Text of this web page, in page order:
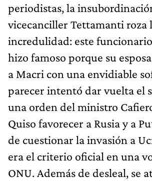
periodistas, la
vicecanciller Tettamanti roza
incredulidad: este
hizo famoso porque su
a Macri con una envidiable
parecer intentó dar vuelta el
una orden del ministro
Quiso favorecer a Rusia y a
de cuestionar la invasión a
era el criterio oficial en una
ONU. Además de desleal, se